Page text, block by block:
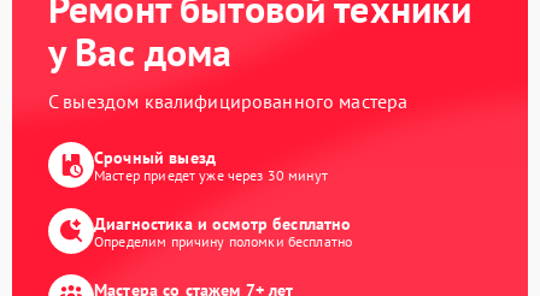
у Вас дома
С выездом квалифицированного мастера
Срочный выезд
Мастер приедет уже через 30 минут
Диагностика и осмотр бесплатно
Определим причину поломки бесплатно
Мастера со стажем 7+ лет